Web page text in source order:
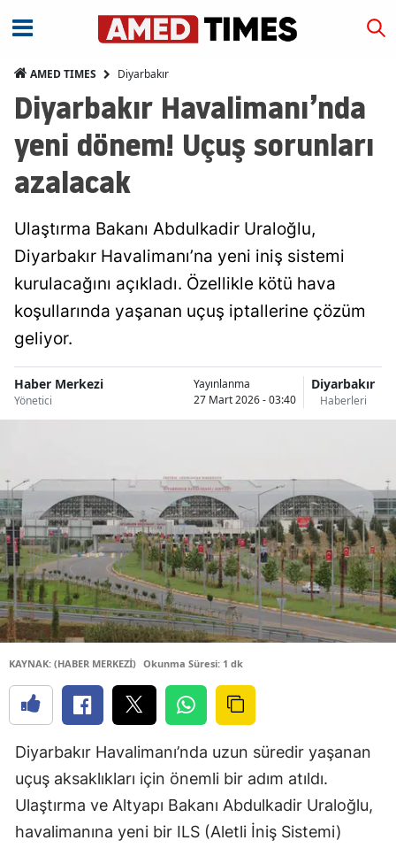
AMED TIMES Diyarbakır
Diyarbakır Havalimanı’nda
yeni dönem! Uçuş sorunları
azalacak
Ulaştırma Bakanı Abdulkadir Uraloğlu,
Diyarbakır Havalimanı’na yeni iniş sistemi
kurulacağını açıkladı. Özellikle kötü hava
koşullarında yaşanan uçuş iptallerine çözüm
geliyor.
Haber Merkezi
Yönetici
Yayınlanma
27 Mart 2026 - 03:40
Diyarbakır
Haberleri
KAYNAK: (HABER MERKEZİ) Okunma Süresi: 1 dk
Diyarbakır Havalimanı’nda uzun süredir yaşanan
uçuş aksaklıkları için önemli bir adım atıldı.
Ulaştırma ve Altyapı Bakanı Abdulkadir Uraloğlu,
havalimanına yeni bir ILS (Aletli İniş Sistemi)